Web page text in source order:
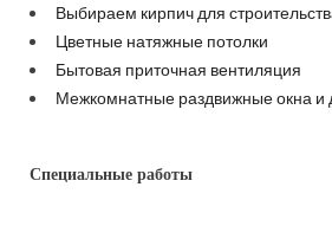
Выбираем кирпич для
Цветные натяжные потолки
Бытовая приточная вентиляция
Межкомнатные раздвижные окна и
Специальные работы